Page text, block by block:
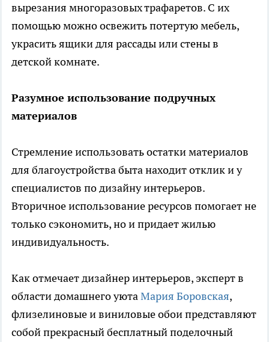
вырезания многоразовых трафаретов. С их
помощью можно освежить потертую мебель,
украсить ящики для рассады или стены в
детской комнате.
Разумное использование подручных
материалов
Стремление использовать остатки материалов
для благоустройства быта находит отклик и у
специалистов по дизайну интерьеров.
Вторичное использование ресурсов помогает не
только сэкономить, но и придает жилью
индивидуальность.
Как отмечает дизайнер интерьеров, эксперт в
области домашнего уютаМария Боровская,
флизелиновые и виниловые обои представляют
собой прекрасный бесплатный поделочный